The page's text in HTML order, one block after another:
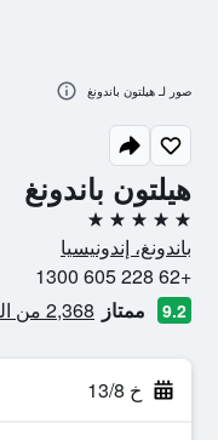
هيلتون باندونغ
5 نجوم
باندونغ، إندونيسيا
+62 228 605 1300
9.2 ممتاز 2,368 من التقييمات تم التحقق منها
خ 13/8
صور لـ هيلتون باندونغ